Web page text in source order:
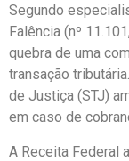
Segundo
Falência (nº
quebra de uma
transação
de Justiça (STJ)
em caso de
A Receita Federal